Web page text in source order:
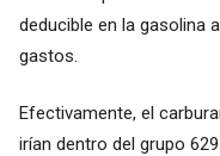
deducible en la gasolina
gastos.
Efectivamente, el
irían dentro del grupo